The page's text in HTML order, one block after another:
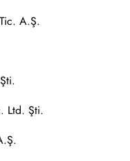
A.Ş.
Ltd. Şti.